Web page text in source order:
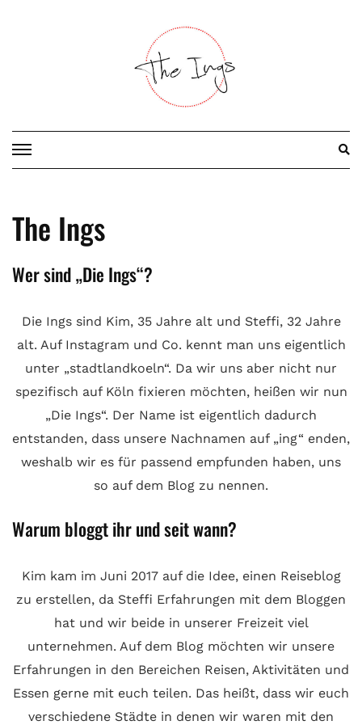
The Ings
Wer sind „Die Ings“?
Die Ings sind Kim, 35 Jahre alt und Steffi, 32 Jahre
alt. Auf Instagram und Co. kennt man uns eigentlich
unter „stadtlandkoeln“. Da wir uns aber nicht nur
spezifisch auf Köln fixieren möchten, heißen wir nun
„Die Ings“. Der Name ist eigentlich dadurch
entstanden, dass unsere Nachnamen auf „ing“ enden,
weshalb wir es für passend empfunden haben, uns
so auf dem Blog zu nennen.
Warum bloggt ihr und seit wann?
Kim kam im Juni 2017 auf die Idee, einen Reiseblog
zu erstellen, da Steffi Erfahrungen mit dem Bloggen
hat und wir beide in unserer Freizeit viel
unternehmen. Auf dem Blog möchten wir unsere
Erfahrungen in den Bereichen Reisen, Aktivitäten und
Essen gerne mit euch teilen. Das heißt, dass wir euch
verschiedene Städte in denen wir waren mit den